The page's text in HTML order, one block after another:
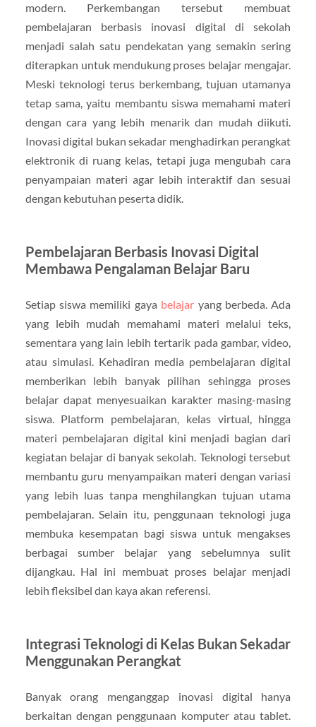
modern. Perkembangan tersebut membuat
pembelajaran berbasis inovasi digital di sekolah
menjadi salah satu pendekatan yang semakin sering
diterapkan untuk mendukung proses belajar mengajar.
Meski teknologi terus berkembang, tujuan utamanya
tetap sama, yaitu membantu siswa memahami materi
dengan cara yang lebih menarik dan mudah diikuti.
Inovasi digital bukan sekadar menghadirkan perangkat
elektronik di ruang kelas, tetapi juga mengubah cara
penyampaian materi agar lebih interaktif dan sesuai
dengan kebutuhan peserta didik.
Pembelajaran Berbasis Inovasi Digital
Membawa Pengalaman Belajar Baru
Setiap siswa memiliki gaya belajar yang berbeda. Ada
yang lebih mudah memahami materi melalui teks,
sementara yang lain lebih tertarik pada gambar, video,
atau simulasi. Kehadiran media pembelajaran digital
memberikan lebih banyak pilihan sehingga proses
belajar dapat menyesuaikan karakter masing-masing
siswa. Platform pembelajaran, kelas virtual, hingga
materi pembelajaran digital kini menjadi bagian dari
kegiatan belajar di banyak sekolah. Teknologi tersebut
membantu guru menyampaikan materi dengan variasi
yang lebih luas tanpa menghilangkan tujuan utama
pembelajaran. Selain itu, penggunaan teknologi juga
membuka kesempatan bagi siswa untuk mengakses
berbagai sumber belajar yang sebelumnya sulit
dijangkau. Hal ini membuat proses belajar menjadi
lebih fleksibel dan kaya akan referensi.
Integrasi Teknologi di Kelas Bukan Sekadar
Menggunakan Perangkat
Banyak orang menganggap inovasi digital hanya
berkaitan dengan penggunaan komputer atau tablet.